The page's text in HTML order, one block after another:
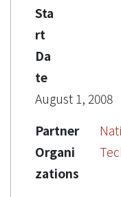
Sta
rt
Da
te
August 1, 2008
Partner
Organi
zations